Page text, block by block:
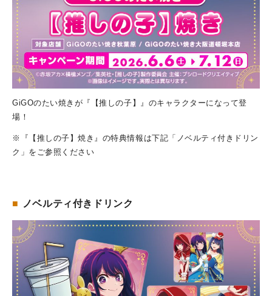
GiGOのたい焼きが『【推しの子】』のキャラクターになって登
場！
※『【推しの子】焼き』の特典情報は下記「ノベルティ付きドリン
ク」をご参照ください
■ ノベルティ付きドリンク